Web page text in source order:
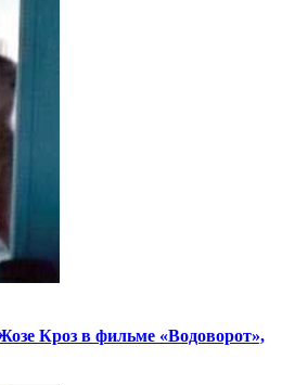
Кроз в фильме «Водоворот»,